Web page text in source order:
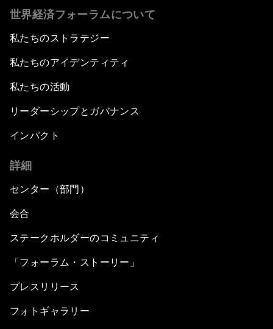
世界経済フォーラムについて
私たちのストラテジー
私たちのアイデンティティ
私たちの活動
リーダーシップとガバナンス
インパクト
詳細
センター（部門）
会合
ステークホルダーのコミュニティ
「フォーラム・ストーリー」
プレスリリース
フォトギャラリー